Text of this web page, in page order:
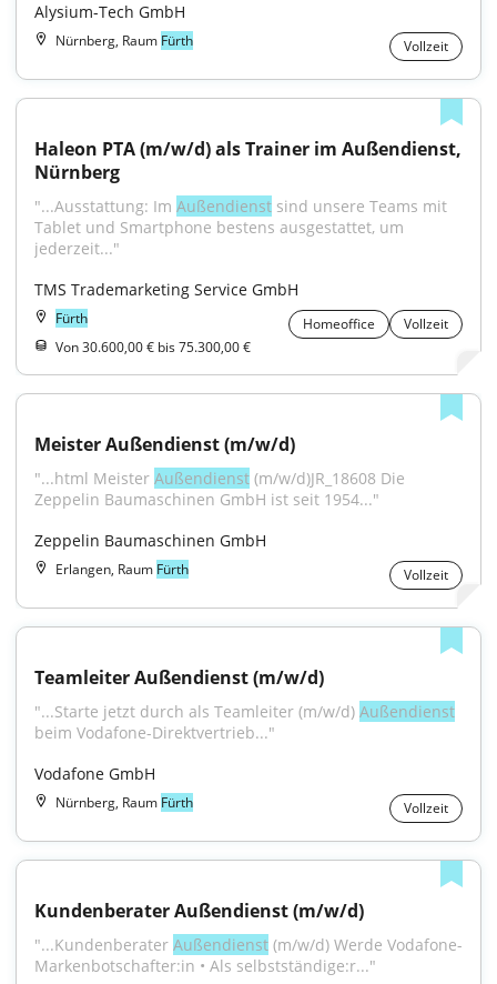
Alysium-Tech GmbH
Nürnberg, Raum Fürth Vollzeit
Haleon PTA (m/w/d) als Trainer im Außendienst,
Nürnberg
"...Ausstattung: Im Außendienst sind unsere Teams mit
Tablet und Smartphone bestens ausgestattet, um
jederzeit..."
TMS Trademarketing Service GmbH
Fürth Homeoffice
Vollzeit
Von 30.600,00 € bis 75.300,00 €
Meister Außendienst (m/w/d)
"...html Meister Außendienst (m/w/d)JR_18608 Die
Zeppelin Baumaschinen GmbH ist seit 1954..."
Zeppelin Baumaschinen GmbH
Erlangen, Raum Fürth Vollzeit
Teamleiter Außendienst (m/w/d)
"...Starte jetzt durch als Teamleiter (m/w/d) Außendienst
beim Vodafone-Direktvertrieb..."
Vodafone GmbH
Nürnberg, Raum Fürth Vollzeit
Kundenberater Außendienst (m/w/d)
"...Kundenberater Außendienst (m/w/d) Wer­de Vo­da­fo­ne-
Mar­ken­bot­schaf­ter:in • Als selbst­stän­di­ge:r..."